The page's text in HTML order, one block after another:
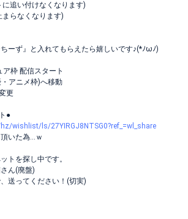
追い付けなくなります)
らなくなります)
ーず』と入れてもらえたら嬉しいです♪(*ﾉωﾉ)
枠 配信スタート
アニメ枠)へ移動
更
●
wishlist/ls/27YIRGJ8NTSG0?ref_=wl_share
いた為…ｗ
トを探し中です。
ん(廃盤)
送ってください！(切実)